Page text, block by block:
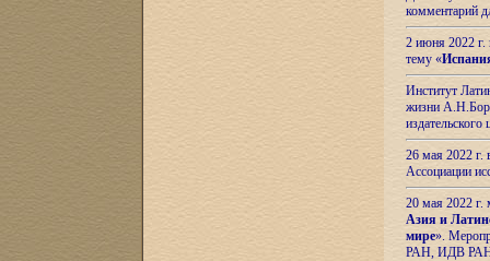
комментарий
2 июня 2022 г.
тему «
Институт
жизни
26 мая 2022
Ассоциации
20 мая 2022
Азия и
мире».
РАН, ИДВ